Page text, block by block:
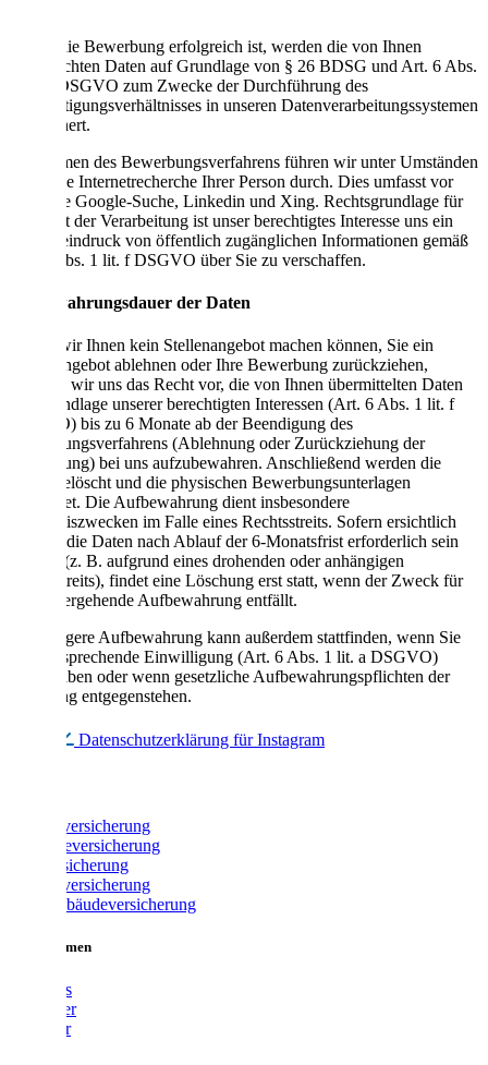
Sofern die Bewerbung erfolgreich ist, werden die von Ihnen
eingereichten Daten auf Grundlage von § 26 BDSG und Art. 6 Abs.
1 lit. b DSGVO zum Zwecke der Durchführung des
Beschäftigungsverhältnisses in unseren Datenverarbeitungssystemen
gespeichert.
Im Rahmen des Bewerbungsverfahrens führen wir unter Umständen
auch eine Internetrecherche Ihrer Person durch. Dies umfasst vor
allem die Google-Suche, Linkedin und Xing. Rechtsgrundlage für
diese Art der Verarbeitung ist unser berechtigtes Interesse uns ein
Gesamteindruck von öffentlich zugänglichen Informationen gemäß
Art. 6 Abs. 1 lit. f DSGVO über Sie zu verschaffen.
Aufbewahrungsdauer der Daten
Sofern wir Ihnen kein Stellenangebot machen können, Sie ein
Stellenangebot ablehnen oder Ihre Bewerbung zurückziehen,
behalten wir uns das Recht vor, die von Ihnen übermittelten Daten
auf Grundlage unserer berechtigten Interessen (Art. 6 Abs. 1 lit. f
DSGVO) bis zu 6 Monate ab der Beendigung des
Bewerbungsverfahrens (Ablehnung oder Zurückziehung der
Bewerbung) bei uns aufzubewahren. Anschließend werden die
Daten gelöscht und die physischen Bewerbungsunterlagen
vernichtet. Die Aufbewahrung dient insbesondere
Nachweiszwecken im Falle eines Rechtsstreits. Sofern ersichtlich
ist, dass die Daten nach Ablauf der 6-Monatsfrist erforderlich sein
werden (z. B. aufgrund eines drohenden oder anhängigen
Rechtsstreits), findet eine Löschung erst statt, wenn der Zweck für
die weitergehende Aufbewahrung entfällt.
Eine längere Aufbewahrung kann außerdem stattfinden, wenn Sie
eine entsprechende Einwilligung (Art. 6 Abs. 1 lit. a DSGVO)
erteilt haben oder wenn gesetzliche Aufbewahrungspflichten der
Löschung entgegenstehen.
Datenschutzerklärung für Instagram
Fahrradversicherung
Gewerbeversicherung
Glasversicherung
Hausratversicherung
Wohngebäudeversicherung
Unternehmen
Über uns
Vermittler
Ratgeber